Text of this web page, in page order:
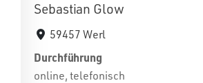
Sebastian Glow
59457 Werl
Durchführung
online, telefonisch